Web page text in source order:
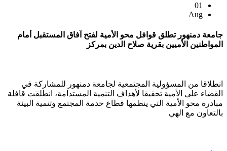
01
Aug
جامعة دمنهور تطلق قوافل محو الأمية لفتح آفاق المستقبل أمام
المواطنين الأميين بقرية صلاح الدين بمركز
انطلاقا من المسؤولية المجتمعية لجامعة دمنهور للمشاركة في
القضاء على الأمية تحقيقا لأهداف التنمية المستدامة، انطلقت قافلة
مبادرة محو الأمية التي ينظمها قطاع خدمة المجتمع وتنمية البيئة
بالتعاون مع الهي